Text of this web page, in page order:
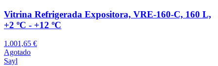
Vitrina Refrigerada Expositora, VRE-160-C, 160 L,
+2 ºC - +12 ºC
1.001,65 €
Agotado
Sayl